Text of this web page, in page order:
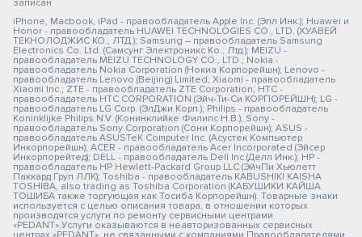
записан
iPhone, Macbook, iPad - правообладатель Apple Inc. (Эпл Инк.); Huawei и
Honor - правообладатель HUAWEI TECHNOLOGIES CO., LTD. (ХУАВЕЙ
ТЕКНОЛОДЖИС КО., ЛТД.); Samsung – правообладатель Samsung
Electronics Co. Ltd. (Самсунг Электроникс Ко., Лтд.); MEIZU -
правообладатель MEIZU TECHNOLOGY CO., LTD.; Nokia -
правообладатель Nokia Corporation (Нокиа Корпорейшн); Lenovo -
правообладатель Lenovo (Beijing) Limited; Xiaomi - правообладатель
Xiaomi Inc.; ZTE - правообладатель ZTE Corporation; HTC -
правообладатель HTC CORPORATION (Эйч-Ти-Си КОРПОРЕЙШН); LG -
правообладатель LG Corp. (ЭлДжи Корп.); Philips - правообладатель
Koninklijke Philips N.V. (Конинклийке Филипс Н.В.); Sony -
правообладатель Sony Corporation (Сони Корпорейшн); ASUS -
правообладатель ASUSTeK Computer Inc. (Асустек Компьютер
Инкорпорейшн); ACER - правообладатель Acer Incorporated (Эйсер
Инкорпорейтед); DELL - правообладатель Dell Inc.(Делл Инк.); HP -
правообладатель HP Hewlett-Packard Group LLC (ЭйчПи Хьюлетт
Паккард Груп ЛЛК); Toshiba - правообладатель KABUSHIKI KAISHA
TOSHIBA, also trading as Toshiba Corporation (КАБУШИКИ КАЙША
ТОШИБА также торгующая как Тосиба Корпорейшн). Товарные знаки
используется с целью описания товара, в отношении которых
производятся услуги по ремонту сервисными центрами
«PEDANT».Услуги оказываются в неавторизованных сервисных